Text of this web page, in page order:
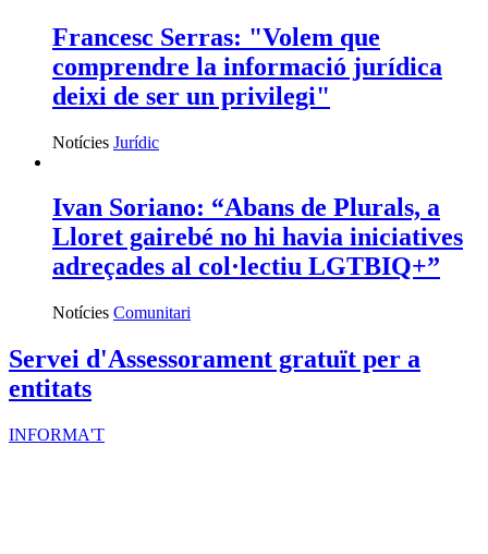
Francesc Serras: "Volem que
comprendre la informació jurídica
deixi de ser un privilegi"
Notícies Jurídic
Ivan Soriano: “Abans de Plurals, a
Lloret gairebé no hi havia iniciatives
adreçades al col·lectiu LGTBIQ+”
Notícies Comunitari
Servei d'Assessorament gratuït per a
entitats
INFORMA'T